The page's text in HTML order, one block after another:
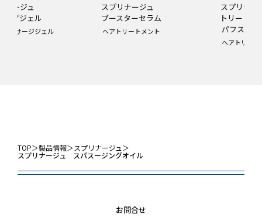
ナージュ
ルプジェル
ッサージジェル
スプリナージュ
ブースターセラム
ヘアトリートメント
スプリナ
トリート
パフスム
ヘアトリー
TOP＞製品情報＞スプリナージュ ＞
スプリナージュ スパスージングオイル
お問合せ